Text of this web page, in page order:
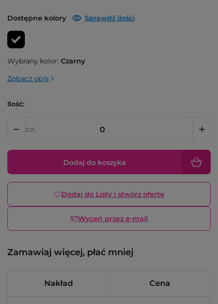
Dostępne kolory Sprawdź ilości
Wybrany kolor: Czarny
Zobacz opis
Ilość:
szt.
Dodaj do koszyka
Dodaj do Listy i stwórz ofertę
Wyceń przez e-mail
Zamawiaj więcej, płać mniej
Nakład Cena